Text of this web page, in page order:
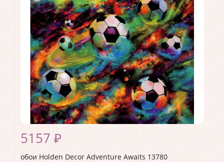
Страна:Великобритания
Материал основы:Флизелин
Раппорт:<>
5157 ₽
обои Holden Decor Adventure Awaits 13780